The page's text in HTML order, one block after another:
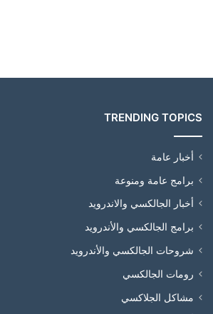
TRENDING TOPICS
أخبار عامة
برامج عامة ومنوعة
أخبار الجالكسي والاندرويد
برامج الجالكسي والأندرويد
شروحات الجالكسي والأندرويد
رومات الجالكسي
مشاكل الجلاكسي